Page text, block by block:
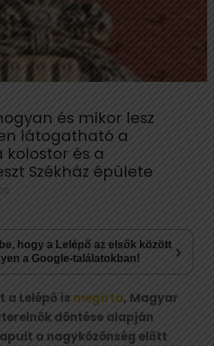
és mikor lesz
látogatható a
kolostor és a
Székház épülete
hogy a Lelépő az elsők között
a Google-találatokban!
›
a Lelépő is megírta, Magyar
döntése alapján
a nagyközönség előtt